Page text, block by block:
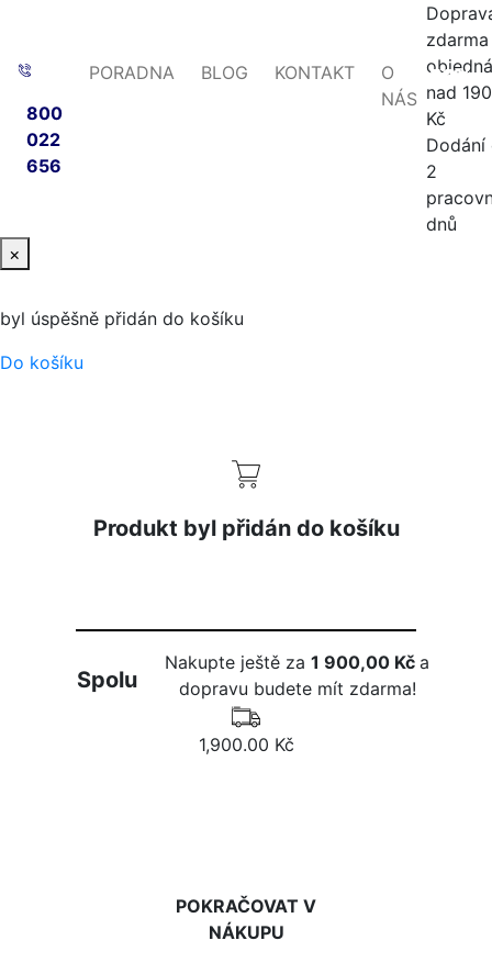
800
022
656
PORADNA BLOG KONTAKT
O
NÁS nad
Kč
Dodání
2
dnů
×
byl úspěšně přidán do košíku
Do košíku
Produkt byl přidán do košíku
Spolu
Nakupte ještě za1 900,00 Kča
dopravu budete mít zdarma!
1,900.00 Kč
POKRAČOVAT V
NÁKUPU
-20%
-56%